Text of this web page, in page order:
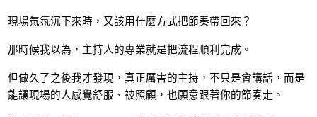
現場氣氛沉下來時，又該用什麼方式把節奏帶回來？
那時候我以為，主持人的專業就是把流程順利完成。
但做久了之後我才發現，真正厲害的主持，不只是會講話，而是
能讓現場的人感覺舒服、被照顧，也願意跟著你的節奏走。